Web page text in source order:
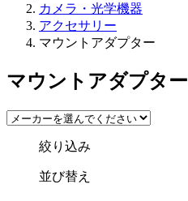
カメラ・光学機器
アクセサリー
マウントアダプター
マウントアダプター
絞り込み
並び替え